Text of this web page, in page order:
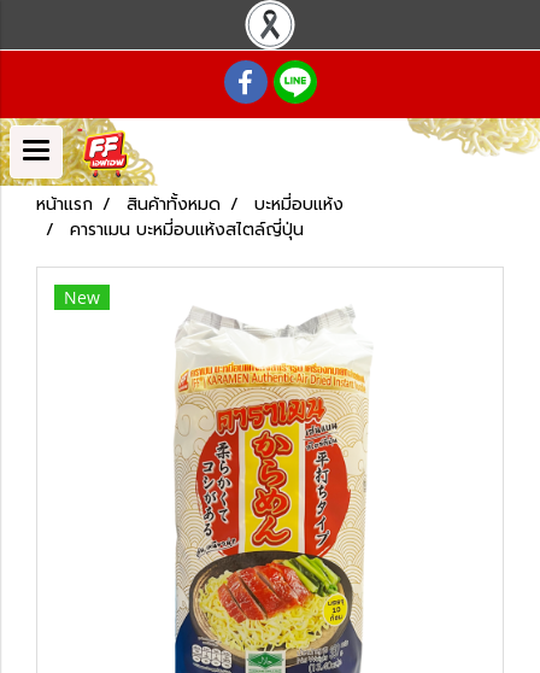
หน้าแรก สินค้าทั้งหมด
บะหมี่อบแห้ง
คาราเมน บะหมี่อบแห้งสไตล์ญี่ปุ่น
New